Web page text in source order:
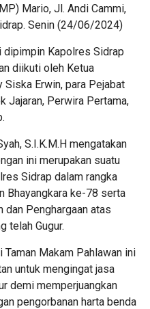
Mario, Jl. Andi Cammi,
Senin (24/06/2024)
dipimpin Kapolres Sidrap
diikuti oleh Ketua
Siska Erwin, para Pejabat
Jajaran, Perwira Pertama,
S.I.K.M.H mengatakan
ini merupakan suatu
Sidrap dalam rangka
Bhayangkara ke-78 serta
dan Penghargaan atas
telah Gugur.
Taman Makam Pahlawan ini
untuk mengingat jasa
demi memperjuangkan
pengorbanan harta benda